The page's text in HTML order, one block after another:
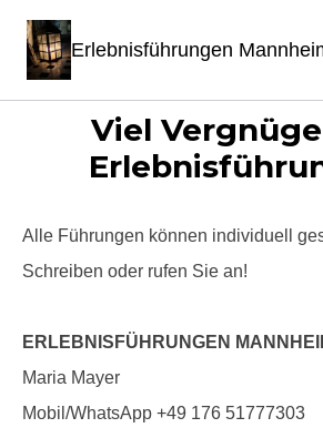
Erlebnisführungen
Viel
Alle Führungen können individuell
Schreiben oder rufen Sie an!
ERLEBNISFÜHRUNGEN
Maria Mayer
Mobil/WhatsApp +49 176 51777303